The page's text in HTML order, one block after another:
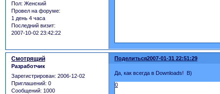
Пол: Женский
Провел на форуме:
1 день 4 часа
Последний визит:
2007-10-02 23:42:22
Поделиться2007-01-31 22:51:29
Смотрящий
Разработчик
Зарегистрирован: 2006-12-02
Приглашений: 0
Сообщений: 1000
Да, как всегда в Downloads! B)
0